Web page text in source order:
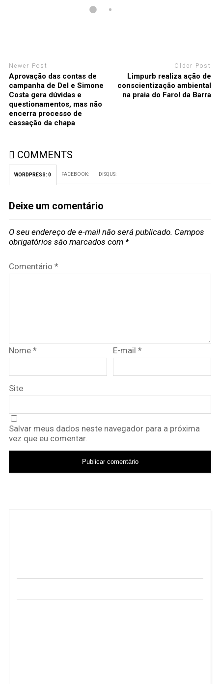
Newer Post
Aprovação das contas de
campanha de Del e Simone
Costa gera dúvidas e
questionamentos, mas não
encerra processo de
cassação da chapa
Older Post
Limpurb realiza ação de
conscientização ambiental
na praia do Farol da Barra
COMMENTS
WORDPRESS: 0 FACEBOOK: DISQUS:
Deixe um comentário
O seu endereço de e-mail não será publicado. Campos
obrigatórios são marcados com *
Comentário *
Nome * E-mail*
Site
Salvar meus dados neste navegador para a próxima
vez que eu comentar.